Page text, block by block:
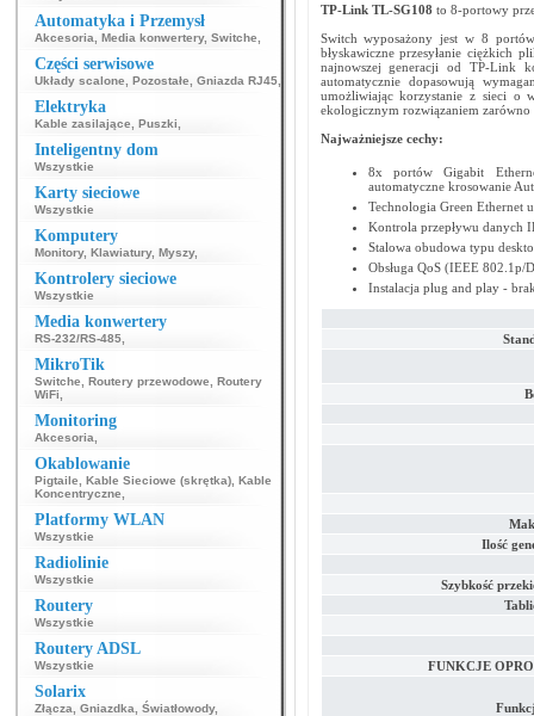
Automatyka i Przemysł
Akcesoria Media konwertery, Switche
Części serwisowe
Układy scalone Pozostałe Gniazda RJ45
Elektryka
Kable zasilające Puszki
Inteligentny dom
Wszystkie
Karty sieciowe
Wszystkie
Komputery
Monitory, Klawiatury, Myszy,
Kontrolery sieciowe
Wszystkie
Media konwertery
RS-232/RS-485
MikroTik
Switche Routery przewodowe
Routery
WiFi
Monitoring
Akcesoria
Okablowanie
Pigtaile Kable Sieciowe (skrętka) Kable
Koncentryczne
Platformy WLAN
Wszystkie
Radiolinie
Wszystkie
Routery
Wszystkie
Routery ADSL
Wszystkie
Solarix
Złącza Gniazdka Światłowody,
TP-Link TL-SG108 to 8-portowy
Switch wyposażony jest w 8
błyskawiczne przesyłanie ciężkich
najnowszej generacji od TP-Link
automatycznie dopasowują
umożliwiając korzystanie z sieci o
ekologicznym rozwiązaniem
Najważniejsze cechy:
8x portów Gigabit
automatyczne krosowanie
Technologia Green Ethernet
Kontrola przepływu danych
Stalowa obudowa typu
Obsługa QoS (IEEE
Instalacja plug and play -
Ilość
Szybkość
FUNKCJE